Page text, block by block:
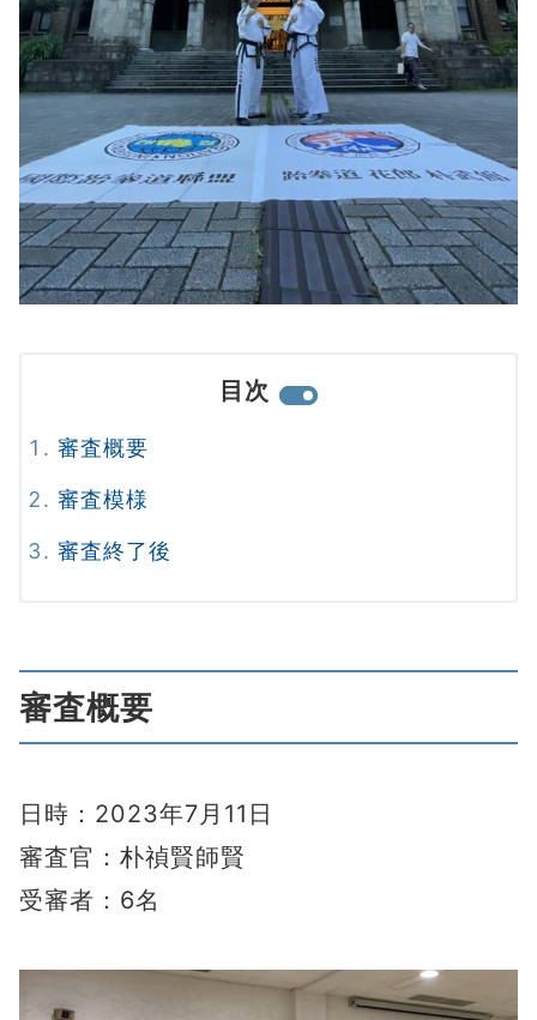
目次
審査概要
審査模様
審査終了後
審査概要
日時：2023年7月11日
審査官：朴禎賢師賢
受審者：6名